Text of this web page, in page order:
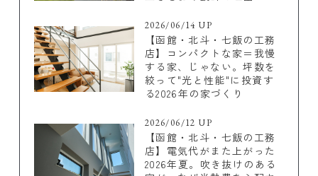
2026/06/14 UP
【函館・北斗・七飯の工務
店】コンパクトな家＝我慢
する家、じゃない。坪数を
絞って"光と性能"に投資す
る2026年の家づくり
2026/06/12 UP
【函館・北斗・七飯の工務
店】電気代がまた上がった
2026年夏。吹き抜けのある